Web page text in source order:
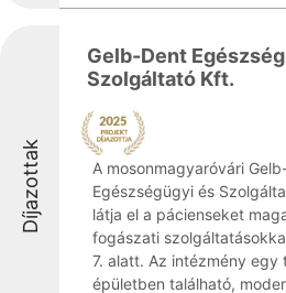
Díjazottak
Gelb-Dent
Szolgáltató Kft.
A mosonmagyaróvári
Egészségügyi és
látja el a pácienseket
fogászati
7. alatt. Az intézmény egy
épületben található,